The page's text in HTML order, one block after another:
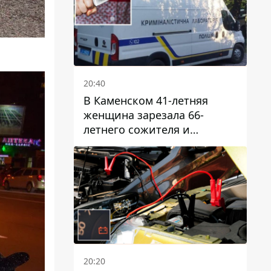
20:40
В Каменском 41-летняя
женщина зарезала 66-
летнего сожителя и
пыталась обмануть
полицейских
20:20